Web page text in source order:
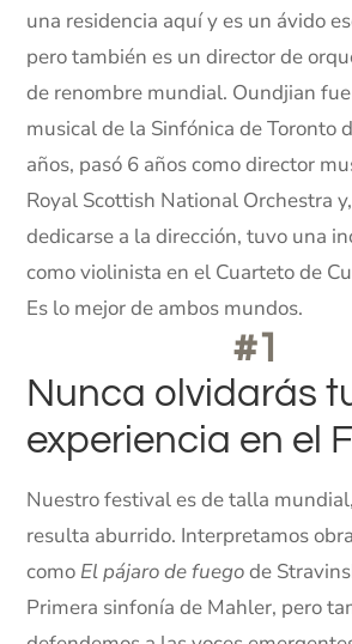
una residencia aquí y es un ávido
pero también es un director de
de renombre mundial. Oundjian
musical de la Sinfónica de Toronto
años, pasó 6 años como director
Royal Scottish National Orchestra
dedicarse a la dirección, tuvo una
como violinista en el Cuarteto de
Es lo mejor de ambos mundos.
#1
Nunca olvidarás
experiencia en el
Nuestro festival es de talla
resulta aburrido. Interpretamos
como El pájaro de fuegode
Primera sinfonía de Mahler, pero